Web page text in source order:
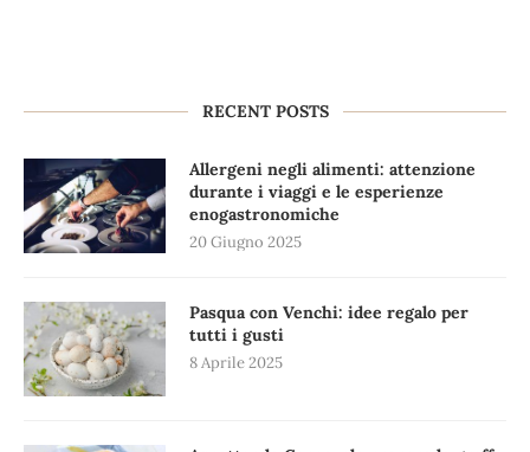
RECENT POSTS
Allergeni negli alimenti: attenzione
durante i viaggi e le esperienze
enogastronomiche
20 Giugno 2025
Pasqua con Venchi: idee regalo per
tutti i gusti
8 Aprile 2025